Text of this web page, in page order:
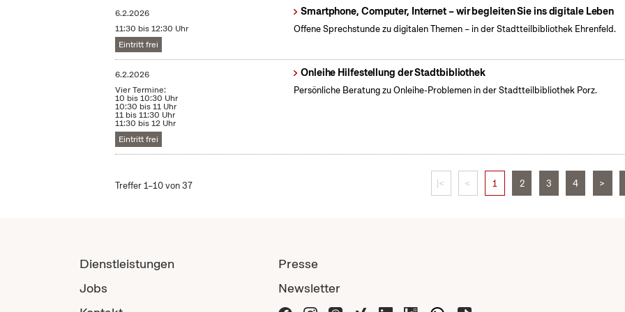
6.2.2026
11:30 bis 12:30 Uhr
Eintritt frei
Smartphone, Computer, Internet – wir begleiten Sie ins digitale Leben
Offene Sprechstunde zu digitalen Themen – in der Stadtteilbibliothek Ehrenfeld.
6.2.2026
Vier Termine:
10 bis 10:30 Uhr
10:30 bis 11 Uhr
11 bis 11:30 Uhr
11:30 bis 12 Uhr
Eintritt frei
Onleihe Hilfestellung der Stadtbibliothek
Persönliche Beratung zu Onleihe-Problemen in der Stadtteilbibliothek Porz.
Treffer 1–10 von 37 |< < 1 2 3 4 >
Dienstleistungen
Jobs
Presse
Newsletter